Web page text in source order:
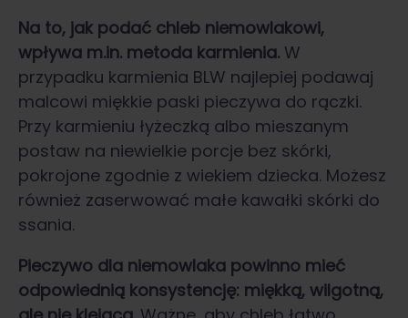
Na to, jak podać chleb niemowlakowi,
wpływa m.in. metoda karmienia. W
przypadku karmienia BLW najlepiej podawaj
malcowi miękkie paski pieczywa do rączki.
Przy karmieniu łyżeczką albo mieszanym
postaw na niewielkie porcje bez skórki,
pokrojone zgodnie z wiekiem dziecka. Możesz
również zaserwować małe kawałki skórki do
ssania.
Pieczywo dla niemowlaka powinno mieć
odpowiednią konsystencję: miękką, wilgotną,